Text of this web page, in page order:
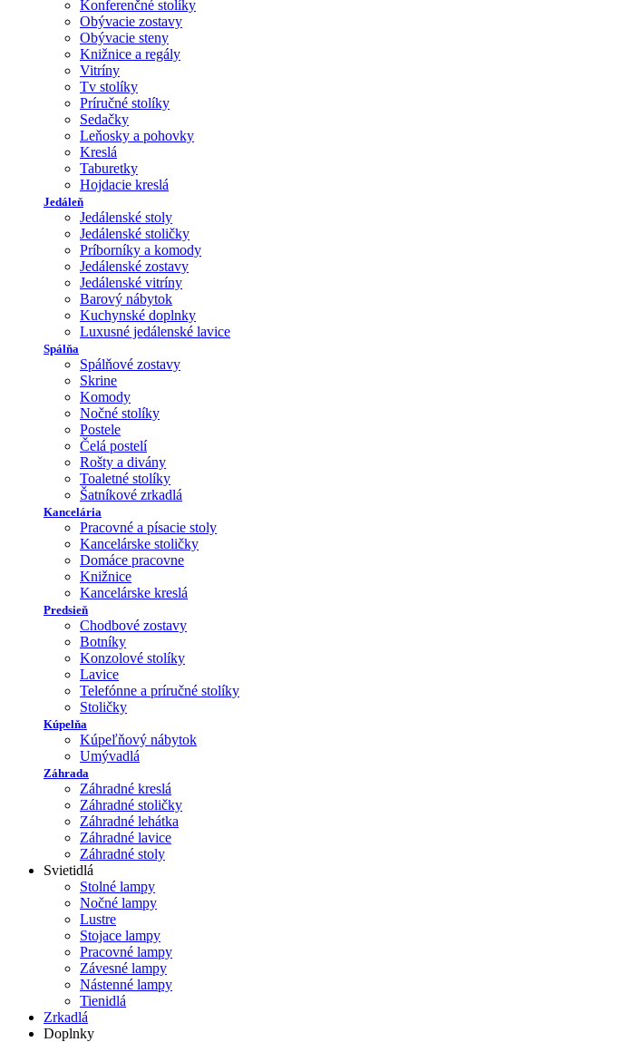
Konferenčné stolíky
Obývacie zostavy
Obývacie steny
Knižnice a regály
Vitríny
Tv stolíky
Príručné stolíky
Sedačky
Leňosky a pohovky
Kreslá
Taburetky
Hojdacie kreslá
Jedáleň
Jedálenské stoly
Jedálenské stoličky
Príborníky a komody
Jedálenské zostavy
Jedálenské vitríny
Barový nábytok
Kuchynské doplnky
Luxusné jedálenské lavice
Spálňa
Spálňové zostavy
Skrine
Komody
Nočné stolíky
Postele
Čelá postelí
Rošty a divány
Toaletné stolíky
Šatníkové zrkadlá
Kancelária
Pracovné a písacie stoly
Kancelárske stoličky
Domáce pracovne
Knižnice
Kancelárske kreslá
Predsieň
Chodbové zostavy
Botníky
Konzolové stolíky
Lavice
Telefónne a príručné stolíky
Stoličky
Kúpelňa
Kúpeľňový nábytok
Umývadlá
Záhrada
Záhradné kreslá
Záhradné stoličky
Záhradné lehátka
Záhradné lavice
Záhradné stoly
Svietidlá
Stolné lampy
Nočné lampy
Lustre
Stojace lampy
Pracovné lampy
Závesné lampy
Nástenné lampy
Tienidlá
Zrkadlá
Doplnky